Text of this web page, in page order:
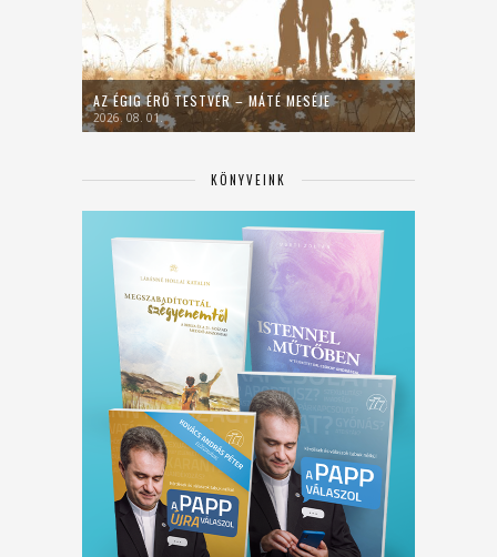
AZ ÉGIG ÉRŐ TESTVÉR – MÁTÉ MESÉJE
2026. 08. 01.
KÖNYVEINK